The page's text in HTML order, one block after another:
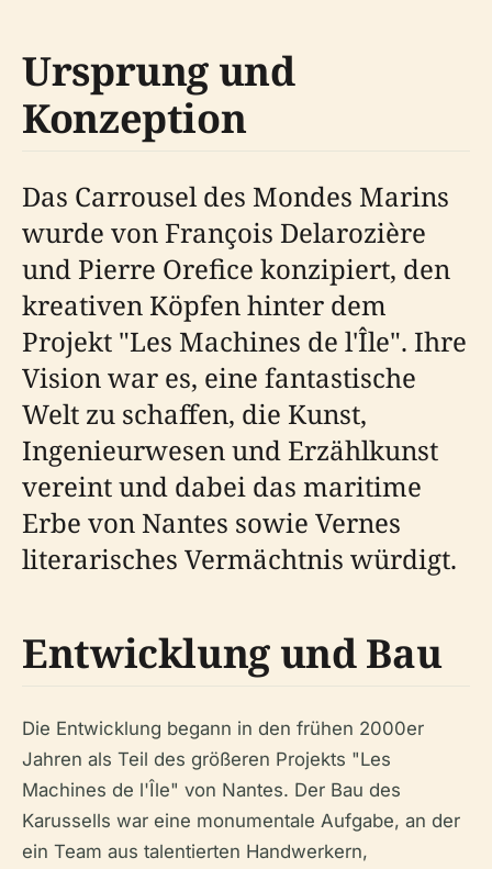
Ursprung und
Konzeption
Das Carrousel des Mondes Marins
wurde von François Delarozière
und Pierre Orefice konzipiert, den
kreativen Köpfen hinter dem
Projekt "Les Machines de l'Île". Ihre
Vision war es, eine fantastische
Welt zu schaffen, die Kunst,
Ingenieurwesen und Erzählkunst
vereint und dabei das maritime
Erbe von Nantes sowie Vernes
literarisches Vermächtnis würdigt.
Entwicklung und Bau
Die Entwicklung begann in den frühen 2000er
Jahren als Teil des größeren Projekts "Les
Machines de l'Île" von Nantes. Der Bau des
Karussells war eine monumentale Aufgabe, an der
ein Team aus talentierten Handwerkern,